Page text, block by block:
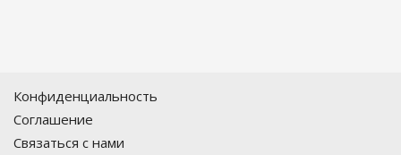
Конфиденциальность
Соглашение
Связаться с нами